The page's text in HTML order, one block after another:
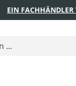
EIN FACHHÄNDLER